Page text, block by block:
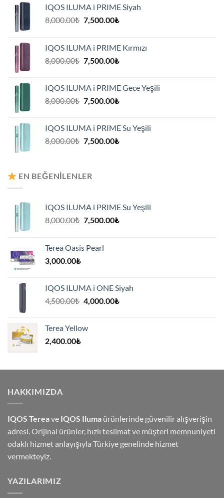
IQOS ILUMA i PRIME Siyah
8,000.00₺ Orijinal
7,500.00₺Şu
7,500.00₺.
IQOS ILUMA i PRIME Kırmızı
8,000.00₺ Orijinal
7,500.00₺Şu
7,500.00₺.
IQOS ILUMA i PRIME Gece Yeşili
8,000.00₺ Orijinal
7,500.00₺Şu
7,500.00₺.
IQOS ILUMA i PRIME Su Yeşili
8,000.00₺ Orijinal
7,500.00₺Şu
EN BEĞENILENLER
IQOS ILUMA i PRIME Su Yeşili
8,000.00₺ Orijinal
7,500.00₺Şu
Terea Oasis Pearl
3,000.00₺
IQOS ILUMA i ONE Siyah
4,500.00₺ Orijinal
4,000.00₺Şu
Terea Yellow
2,400.00₺
HAKKIMIZDA
IQOS Tereave IQOS Iluma ürünlerinde güvenilir alışverişin
adresi. Orijinal ürünler, hızlı teslimat ve müşteri memnuniyeti
odaklı hizmet anlayışıyla Türkiye genelinde hizmet
vermekteyiz.
YAZILARIMIZ